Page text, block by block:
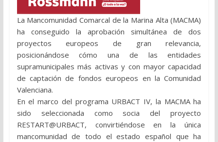
La Mancomunidad Comarcal de la Marina Alta (MACMA)
ha conseguido la aprobación simultánea de dos
proyectos europeos de gran relevancia,
posicionándose cómo una de las entidades
supramunicipales más activas y con mayor capacidad
de captación de fondos europeos en la Comunidad
Valenciana.
En el marco del programa URBACT IV, la MACMA ha
sido seleccionada como socia del proyecto
RESTART@URBACT, convirtiéndose en la única
mancomunidad de todo el estado español que ha